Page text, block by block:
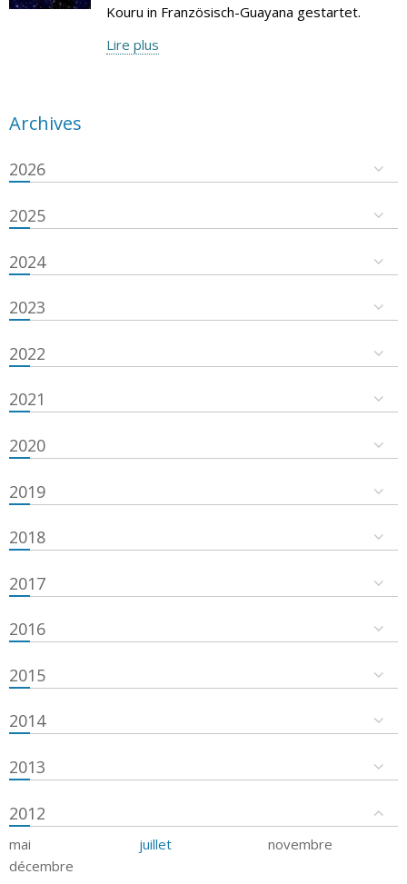
Kouru in Französisch-Guayana gestartet.
Lire plus
Archives
2026
2025
2024
2023
2022
2021
2020
2019
2018
2017
2016
2015
2014
2013
2012
mai juillet
novembre
décembre